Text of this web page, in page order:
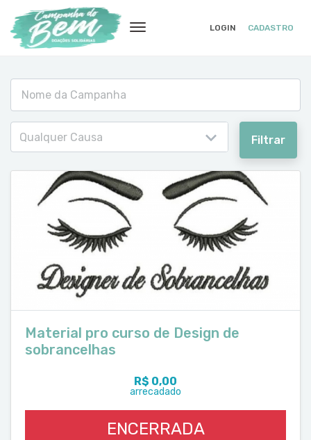
LOGIN CADASTRO
Qualquer Causa Filtrar
Material pro curso de Design de
sobrancelhas
R$ 0,00
arrecadado
ENCERRADA